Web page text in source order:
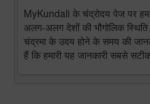
MyKundali के चंद्रोदय पेज पर
अलग-अलग देशों की भौगोलिक
चंद्रमा के उदय होने के समय की
हैं कि हमारी यह जानकारी सबसे